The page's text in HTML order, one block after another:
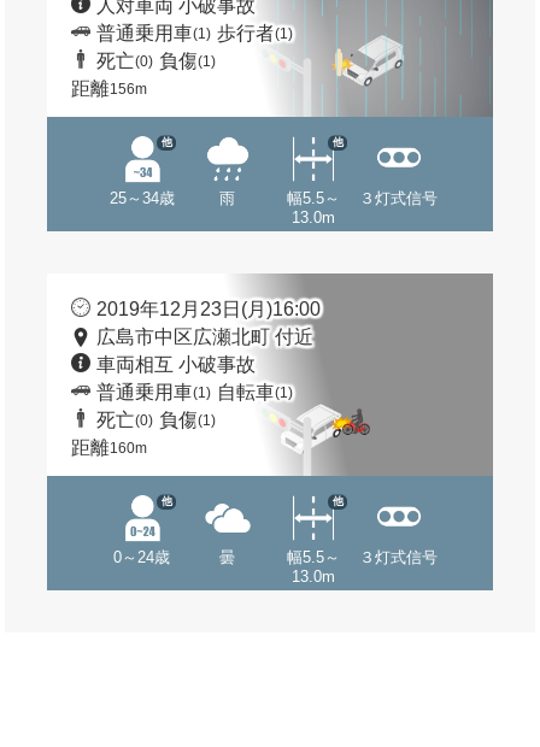
人対車両 小破事故
普通乗用車(1) 歩行者(1)
死亡(0) 負傷(1)
距離156m
25～34歳
他
雨
幅5.5～
13.0m
他
３灯式信号
2019年12月23日(月)16:00
広島市中区広瀬北町 付近
車両相互 小破事故
普通乗用車(1) 自転車(1)
死亡(0) 負傷(1)
距離160m
0～24歳
他
曇
幅5.5～
13.0m
他
３灯式信号